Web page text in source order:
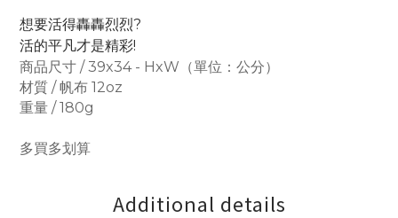
想要活得轟轟烈烈?
活的平凡才是精彩!
商品尺寸 / 39x34 - HxW（單位：公分）
材質 / 帆布 12oz
重量 / 180g
多買多划算
Additional details